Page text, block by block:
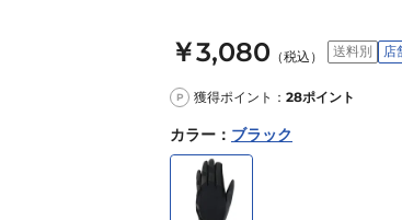
￥3,080 （税込） 送料別 店
P 獲得ポイント： 28ポイント
カラー ： ブラック